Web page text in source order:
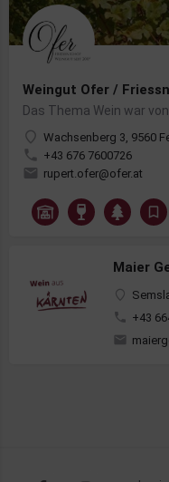
Weingut Ofer /
Wachsenberg 3, 9560
+43 676 7600726
rupert.ofer@ofer.at
Maier
+43